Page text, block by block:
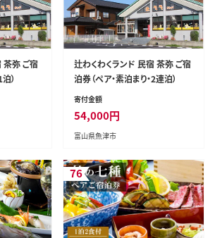
茶弥 ご宿
）
辻わくわくランド 民宿 茶弥 ご宿
泊券（ペア・素泊まり・2連泊）
寄付金額
54,000円
富山県魚津市
76